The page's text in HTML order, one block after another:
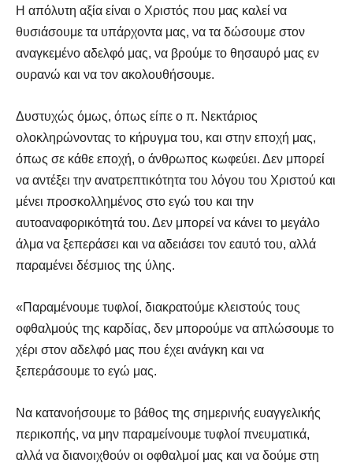
Η απόλυτη αξία είναι ο Χριστός που μας καλεί να
θυσιάσουμε τα υπάρχοντα μας, να τα δώσουμε στον
αναγκεμένο αδελφό μας, να βρούμε το θησαυρό μας εν
ουρανώ και να τον ακολουθήσουμε.
Δυστυχώς όμως, όπως είπε ο π. Νεκτάριος
ολοκληρώνοντας το κήρυγμα του, και στην εποχή μας,
όπως σε κάθε εποχή, ο άνθρωπος κωφεύει. Δεν μπορεί
να αντέξει την ανατρεπτικότητα του λόγου του Χριστού και
μένει προσκολλημένος στο εγώ του και την
αυτοαναφορικότητά του. Δεν μπορεί να κάνει το μεγάλο
άλμα να ξεπεράσει και να αδειάσει τον εαυτό του, αλλά
παραμένει δέσμιος της ύλης.
«Παραμένουμε τυφλοί, διακρατούμε κλειστούς τους
οφθαλμούς της καρδίας, δεν μπορούμε να απλώσουμε το
χέρι στον αδελφό μας που έχει ανάγκη και να
ξεπεράσουμε το εγώ μας.
Να κατανοήσουμε το βάθος της σημερινής ευαγγελικής
περικοπής, να μην παραμείνουμε τυφλοί πνευματικά,
αλλά να διανοιχθούν οι οφθαλμοί μας και να δούμε στη